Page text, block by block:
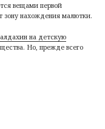
вещами первой
зону нахождения малютки.
на детскую
Но, прежде всего